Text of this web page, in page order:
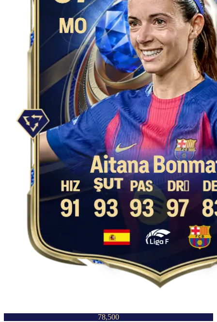
78,500